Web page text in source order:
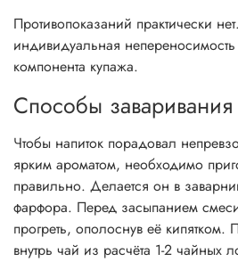
Противопоказаний практически
индивидуальная непереносимость
компонента купажа.
Способы заваривания
Чтобы напиток порадовал
ярким ароматом, необходимо
правильно. Делается он в
фарфора. Перед засыпанием
прогреть, ополоснув её кипятком.
внутрь чай из расчёта 1-2 чайных